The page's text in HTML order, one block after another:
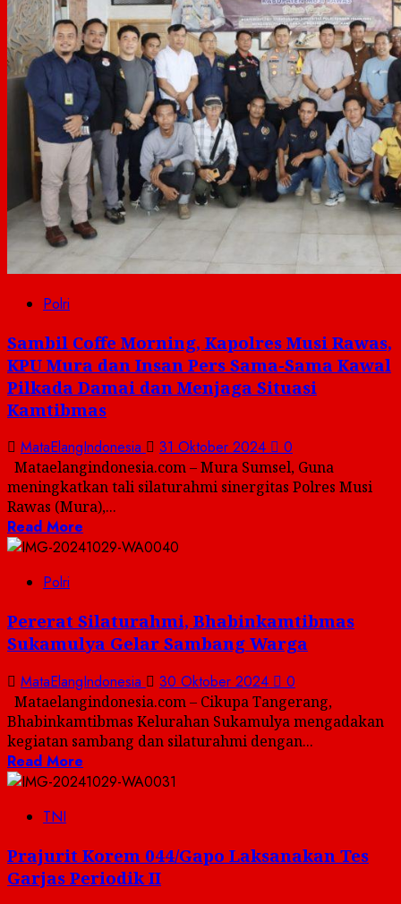
Polri
Sambil Coffe Morning, Kapolres Musi Rawas,
KPU Mura dan Insan Pers Sama-Sama Kawal
Pilkada Damai dan Menjaga Situasi
Kamtibmas
MataElangIndonesia 31 Oktober 2024 0
Mataelangindonesia.com – Mura Sumsel, Guna
meningkatkan tali silaturahmi sinergitas Polres Musi
Rawas (Mura),...
Read More
Polri
Pererat Silaturahmi, Bhabinkamtibmas
Sukamulya Gelar Sambang Warga
MataElangIndonesia 30 Oktober 2024 0
Mataelangindonesia.com – Cikupa Tangerang,
Bhabinkamtibmas Kelurahan Sukamulya mengadakan
kegiatan sambang dan silaturahmi dengan...
Read More
TNI
Prajurit Korem 044/Gapo Laksanakan Tes
Garjas Periodik II